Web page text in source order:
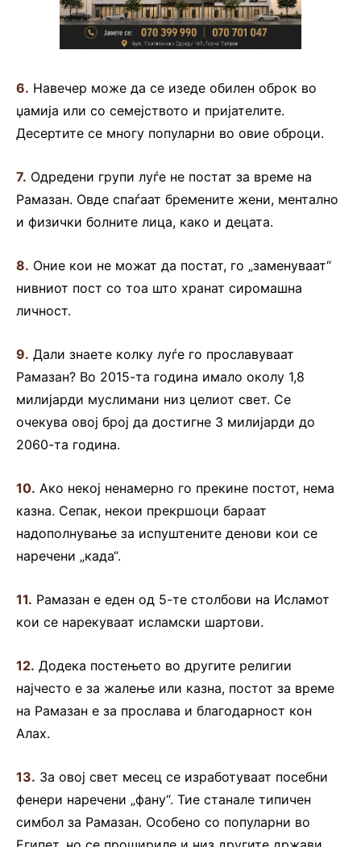
6. Навечер може да се изеде обилен оброк во
џамија или со семејството и пријателите.
Десертите се многу популарни во овие оброци.
7. Одредени групи луѓе не постат за време на
Рамазан. Овде спаѓаат бремените жени, ментално
и физички болните лица, како и децата.
8. Оние кои не можат да постат, го „заменуваат“
нивниот пост со тоа што хранат сиромашна
личност.
9. Дали знаете колку луѓе го прославуваат
Рамазан? Во 2015-та година имало околу 1,8
милијарди муслимани низ целиот свет. Се
очекува овој број да достигне 3 милијарди до
2060-та година.
10. Ако некој ненамерно го прекине постот, нема
казна. Сепак, некои прекршоци бараат
надополнување за испуштените денови кои се
наречени „када“.
11. Рамазан е еден од 5-те столбови на Исламот
кои се нарекуваат исламски шартови.
12. Додека постењето во другите религии
најчесто е за жалење или казна, постот за време
на Рамазан е за прослава и благодарност кон
Алах.
13. За овој свет месец се изработуваат посебни
фенери наречени „фану“. Тие станале типичен
симбол за Рамазан. Особено со популарни во